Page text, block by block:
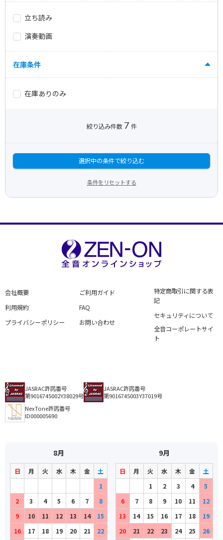
立ち読み
演奏動画
在庫条件
在庫ありのみ
絞り込み件数 7 件
選択中の条件で絞り込む
条件をリセットする
会社概要
利用規約
プライバシーポリシー
ご利用ガイド
FAQ
お問い合わせ
特定商取引に関する表
記
セキュリティについて
全音コーポレートサイ
ト
JASRAC許諾番号
第9016745002Y38029号
JASRAC許諾番号
第9016745003Y37019号
NexTone許諾番号
ID000005690
8月
日 月 火 水 木 金
土
1
2
3 4 5 6 7
8
9
10 11 12 13 14
15
16
17 18 19 20 21 22
9月
日 月 火 水 木 金
土
1
2 3 4
5
6
7 8 9 10 11
12
13
14 15 16 17 18
19
20
21 22 23 24 25 26